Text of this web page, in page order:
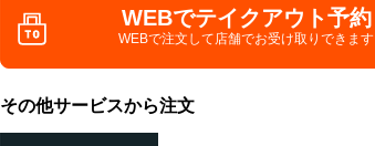
WEBでテイクアウト予約
WEBで注文して店舗でお受け取りできます
その他サービスから注文